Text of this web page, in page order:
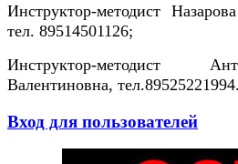
Инструктор-методист
тел. 89514501126;
Инструктор-методист
Валентиновна, тел.89525221994.
Вход для пользователей